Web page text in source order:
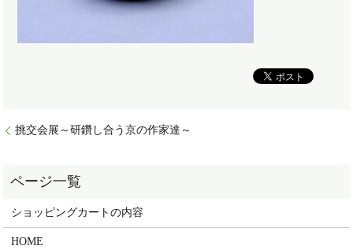
挑交会展～研鑽し合う京の作家達～
ショッピングカートの内容
HOME